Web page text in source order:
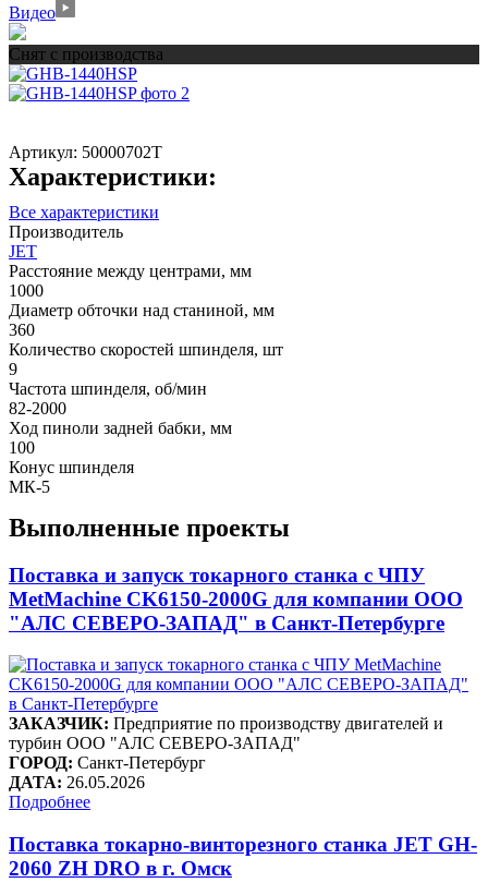
Видео
Снят с производства
Артикул: 50000702T
Характеристики:
Все характеристики
Производитель
JET
Расстояние между центрами, мм
1000
Диаметр обточки над станиной, мм
360
Количество скоростей шпинделя, шт
9
Частота шпинделя, об/мин
82-2000
Ход пиноли задней бабки, мм
100
Конус шпинделя
МК-5
Выполненные проекты
Поставка и запуск токарного станка с ЧПУ
MetMachine CK6150-2000G для компании ООО
"АЛС СЕВЕРО-ЗАПАД" в Санкт-Петербурге
ЗАКАЗЧИК: Предприятие по производству двигателей и
турбин ООО "АЛС СЕВЕРО-ЗАПАД"
ГОРОД: Санкт-Петербург
ДАТА: 26.05.2026
Подробнее
Поставка токарно-винторезного станка JET GH-
2060 ZH DRO в г. Омск